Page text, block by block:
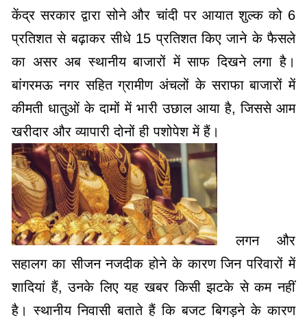
केंद्र सरकार द्वारा सोने और चांदी पर आयात शुल्क को 6
प्रतिशत से बढ़ाकर सीधे 15 प्रतिशत किए जाने के फैसले
का असर अब स्थानीय बाजारों में साफ दिखने लगा है।
बांगरमऊ नगर सहित ग्रामीण अंचलों के सराफा बाजारों में
कीमती धातुओं के दामों में भारी उछाल आया है, जिससे आम
खरीदार और व्यापारी दोनों ही पशोपेश में हैं।
​लगन और
सहालग का सीजन नजदीक होने के कारण जिन परिवारों में
शादियां हैं, उनके लिए यह खबर किसी झटके से कम नहीं
है। स्थानीय निवासी बताते हैं कि बजट बिगड़ने के कारण